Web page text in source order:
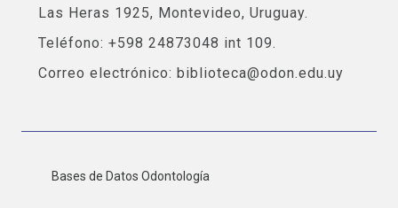
Las Heras 1925, Montevideo, Uruguay.
Teléfono: +598 24873048 int 109.
Correo electrónico: biblioteca@odon.edu.uy
Bases de Datos Odontología